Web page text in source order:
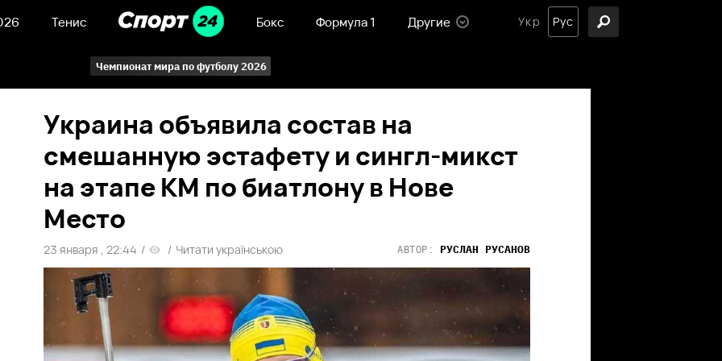
Тенис Бокс Формула 1 Другие Укр Рус
Чемпионат мира по футболу 2026
Украина объявила состав на
смешанную эстафету и сингл-микст
на этапе КМ по биатлону в Нове
Место
23 января , 22:44 / / Читати українською АВТОР: РУСЛАН РУСАНОВ